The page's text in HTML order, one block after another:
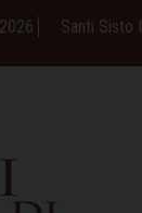
Santi Sisto